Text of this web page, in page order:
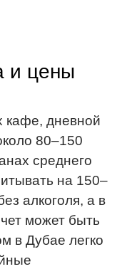
и цены
кафе, дневной
80–150
среднего
на 150–
алкоголя, а в
может быть
в Дубае легко